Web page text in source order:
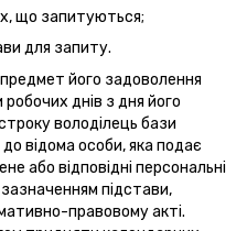
що запитуються;
для запиту.
його задоволення
днів з дня його
володілець бази
відома особи, яка подає
або відповідні персональні
підстави,
правовому акті.